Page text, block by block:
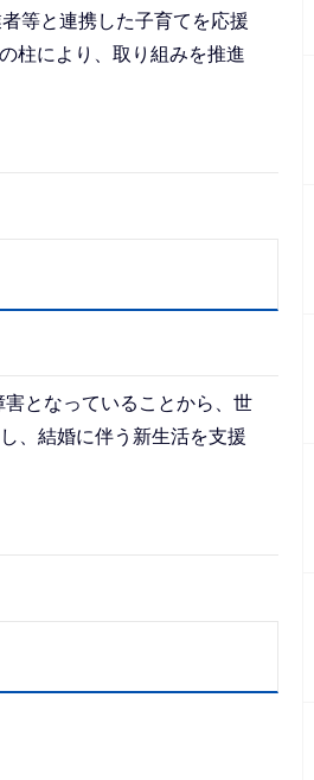
等と連携した子育てを応援
柱により、取り組みを推進
となっていることから、世
、結婚に伴う新生活を支援